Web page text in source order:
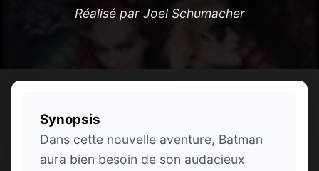
Réalisé par Joel Schumacher
Synopsis
Dans cette nouvelle aventure, Batman
aura bien besoin de son audacieux